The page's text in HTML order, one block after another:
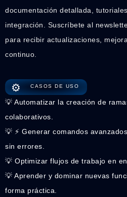
documentación detallada,
integración. Suscríbete al
para recibir actualizaciones,
continuo.
⚙️ CASOS DE USO
💡 Automatizar la creación de
colaborativos.
💡 ⚡ Generar comandos
sin errores.
💡 Optimizar flujos de trabajo en
💡 Aprender y dominar nuevas
forma práctica.